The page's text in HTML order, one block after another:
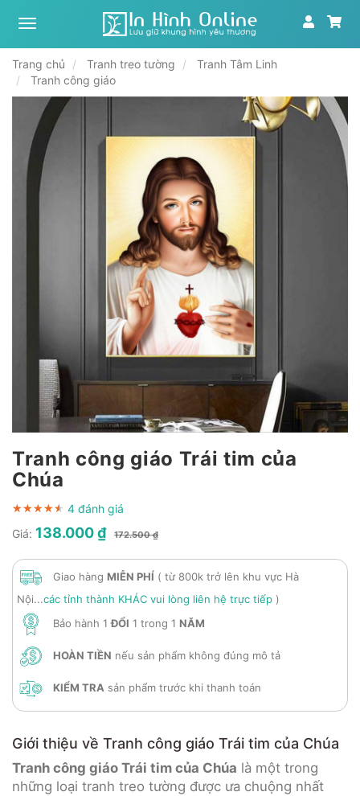
Xưởng
ảnh
theo
yêu
cầu
In
Hình
Online
Trang chủ Tranh treo tường
Tranh Tâm Linh
Tranh công giáo
Tranh công giáo Trái tim của
Chúa
★★★★★
★★★★★
★★★★★ 4 đánh giá
Giá: 138.000 ₫ 172.500 ₫
Giao hàng MIỄN PHÍ ( từ 800k trở lên khu vực Hà
Nội...các tỉnh thành KHÁC vui lòng liên hệ trực tiếp )
Bảo hành 1ĐỔI 1 trong 1 NĂM
HOÀN TIỀN nếu sản phẩm không đúng mô tả
KIỂM TRA sản phẩm trước khi thanh toán
Giới thiệu về Tranh công giáo Trái tim của Chúa
Tranh công giáo Trái tim của Chúa là một trong
những loại tranh treo tường được ưa chuộng nhất